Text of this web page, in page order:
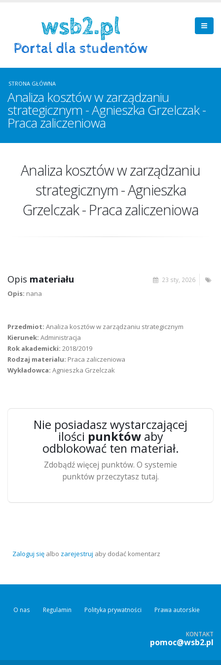
STRONA GŁÓWNA
Analiza kosztów w zarządzaniu
strategicznym - Agnieszka Grzelczak -
Praca zaliczeniowa
Analiza kosztów w zarządzaniu
strategicznym - Agnieszka
Grzelczak - Praca zaliczeniowa
23 sty, 2026
Opis materiału
Opis: nana
Przedmiot: Analiza kosztów w zarządzaniu strategicznym
Kierunek: Administracja
Rok akademicki: 2018/2019
Rodzaj materialu: Praca zaliczeniowa
Wykładowca: Agnieszka Grzelczak
Nie posiadasz wystarczającej
ilości punktówaby
odblokować ten materiał.
Zdobądź więcej punktów. O systemie
punktów przeczytasz tutaj.
Zaloguj się albo zarejestruj aby dodać komentarz
O nas Regulamin Polityka prywatności Prawa autorskie
KONTAKT
pomoc@wsb2.pl